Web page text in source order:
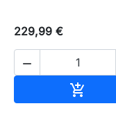
229,99 €

